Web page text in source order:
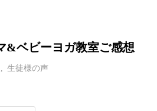
&ベビーヨガ教室ご感想
生徒様の声